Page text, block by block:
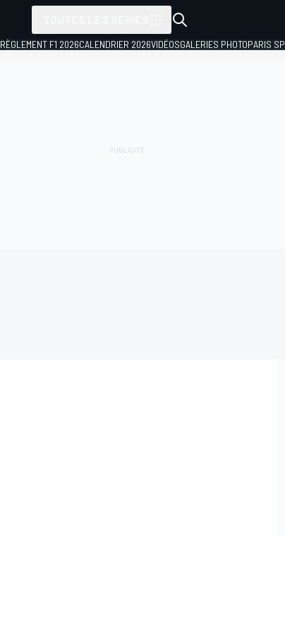
RÈGLEMENT F1 2026CALENDRIER 2026VIDÉOSGALERIES PHOTOPARIS